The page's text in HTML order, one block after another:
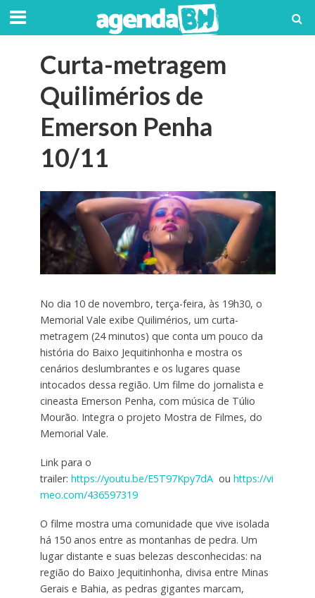
Curta-metragem
Quilimérios de
Emerson Penha
10/11
No dia 10 de novembro, terça-feira, às 19h30, o
Memorial Vale exibe Quilimérios, um curta-
metragem (24 minutos) que conta um pouco da
história do Baixo Jequitinhonha e mostra os
cenários deslumbrantes e os lugares quase
intocados dessa região. Um filme do jornalista e
cineasta Emerson Penha, com música de Túlio
Mourão. Integra o projeto Mostra de Filmes, do
Memorial Vale.
Link para o
trailer: https://youtu.be/E5T97Kpy7dAou https://vi
meo.com/436597319
O filme mostra uma comunidade que vive isolada
há 150 anos entre as montanhas de pedra. Um
lugar distante e suas belezas desconhecidas: na
região do Baixo Jequitinhonha, divisa entre Minas
Gerais e Bahia, as pedras gigantes marcam,